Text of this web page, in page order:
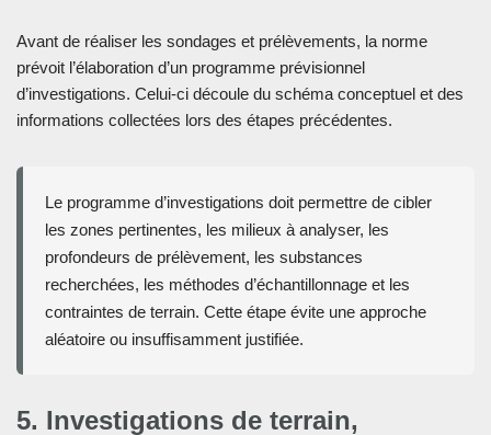
Avant de réaliser les sondages et prélèvements, la norme
prévoit l’élaboration d’un programme prévisionnel
d’investigations. Celui-ci découle du schéma conceptuel et des
informations collectées lors des étapes précédentes.
Le programme d’investigations doit permettre de cibler
les zones pertinentes, les milieux à analyser, les
profondeurs de prélèvement, les substances
recherchées, les méthodes d’échantillonnage et les
contraintes de terrain. Cette étape évite une approche
aléatoire ou insuffisamment justifiée.
5. Investigations de terrain,